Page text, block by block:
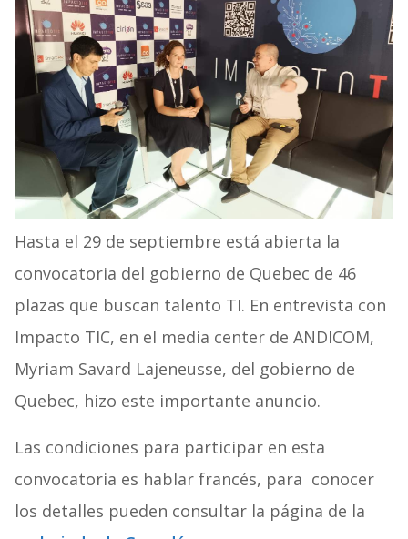
Hasta el 29 de septiembre está abierta la
convocatoria del gobierno de Quebec de 46
plazas que buscan talento TI. En entrevista con
Impacto TIC, en el media center de ANDICOM,
Myriam Savard Lajeneusse, del gobierno de
Quebec, hizo este importante anuncio.
Las condiciones para participar en esta
convocatoria es hablar francés, para conocer
los detalles pueden consultar la página de la